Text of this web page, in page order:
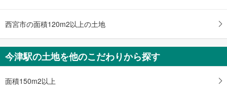
西宮市の面積120m2以上の土地
今津駅の土地を他のこだわりから探す
面積150m2以上